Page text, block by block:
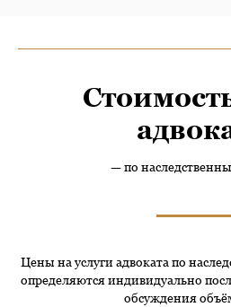
— по
Цены на услуги адвоката по
определяются индивидуально
обсуждения